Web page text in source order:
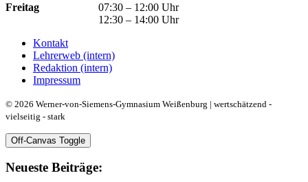
Freitag
07:30 – 12:00 Uhr
12:30 – 14:00 Uhr
Kontakt
Lehrerweb (intern)
Redaktion (intern)
Impressum
© 2026 Werner-von-Siemens-Gymnasium Weißenburg | wertschätzend -
vielseitig - stark
Off-Canvas Toggle
Neueste Beiträge: